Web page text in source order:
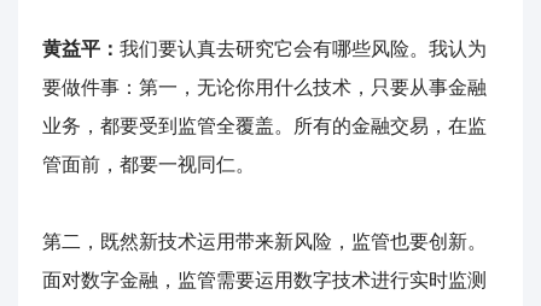
黄益平： 我们要认真去研究它会有哪些风险。我认为
要做件事：第一，无论你用什么技术，只要从事金融
业务，都要受到监管全覆盖。所有的金融交易，在监
管面前，都要一视同仁。
第二，既然新技术运用带来新风险，监管也要创新。
面对数字金融，监管需要运用数字技术进行实时监测